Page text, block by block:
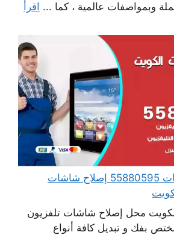
وبمواصفات عالمية ، كما ... اقرأ
فني تصليح تلفزيونات 55880595 إصلاح شاشات
محل إصلاح شاشات تلفزيون
بفك و تبديل كافة أنواع